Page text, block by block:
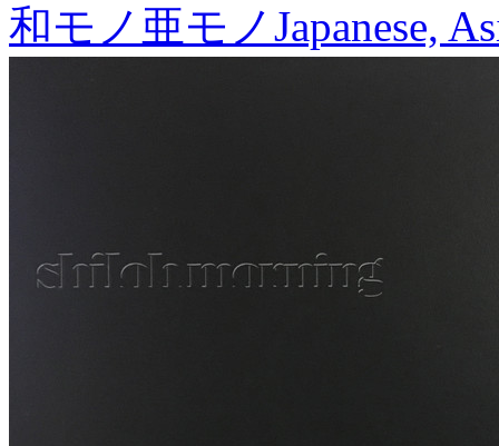
和モノ亜モノJapanese,